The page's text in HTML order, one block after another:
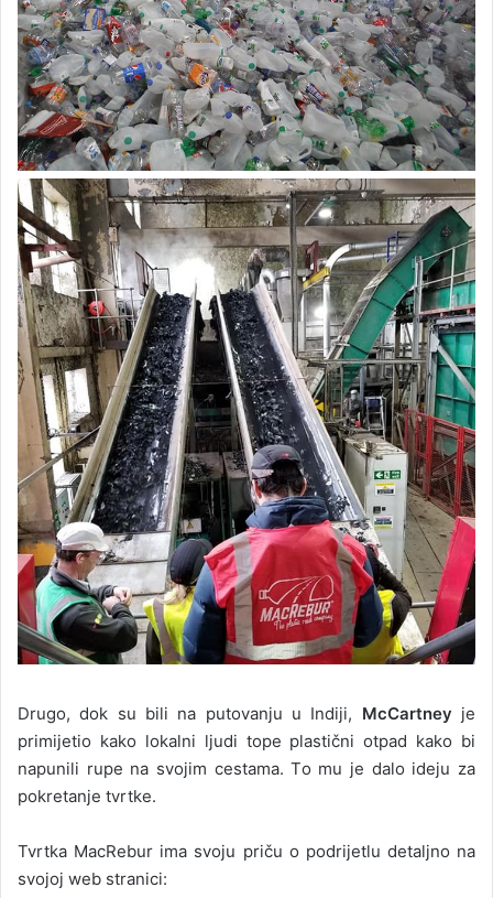
Drugo, dok su bili na putovanju u Indiji, McCartney je
primijetio kako lokalni ljudi tope plastični otpad kako bi
napunili rupe na svojim cestama. To mu je dalo ideju za
pokretanje tvrtke.
Tvrtka MacRebur ima svoju priču o podrijetlu detaljno na
svojoj web stranici: